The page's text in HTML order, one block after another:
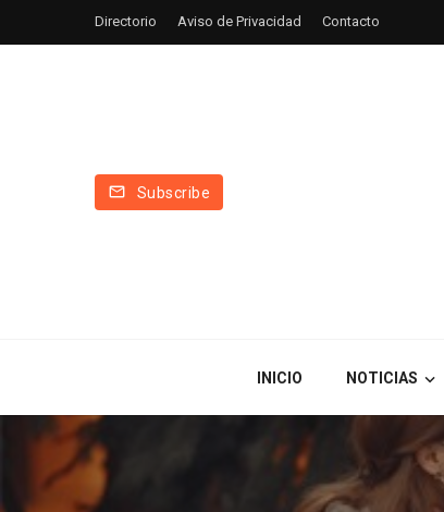
Directorio Aviso de Privacidad Contacto
Subscribe
INICIO NOTICIAS